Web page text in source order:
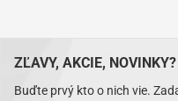
ZĽAVY, AKCIE, NOVINKY?
Buďte prvý kto o nich vie.